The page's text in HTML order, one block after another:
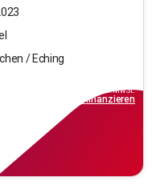
/ Eching
inkl.MwSt.
finanzieren